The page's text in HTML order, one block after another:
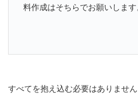
料作成はそちらでお願いします
すべてを抱え込む必要はありません